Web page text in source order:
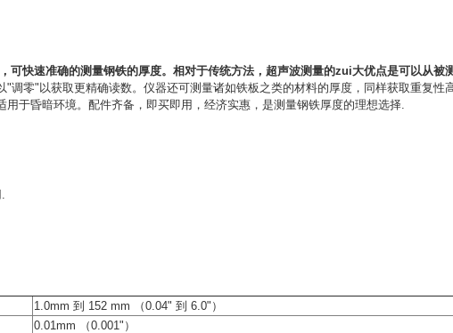
可快速准确的测量钢铁的厚度。相对于传统方法，超声波测量的zui大优点是可以从被
"调零"以获取更精确读数。仪器还可测量诸如铁板之类的材料的厚度，同样获取重复性
用于昏暗环境。配件齐备，即买即用，经济实惠，是测量钢铁厚度的理想选择.
1.0mm 到 152 mm （0.04" 到 6.0"）
0.01mm （0.001"）